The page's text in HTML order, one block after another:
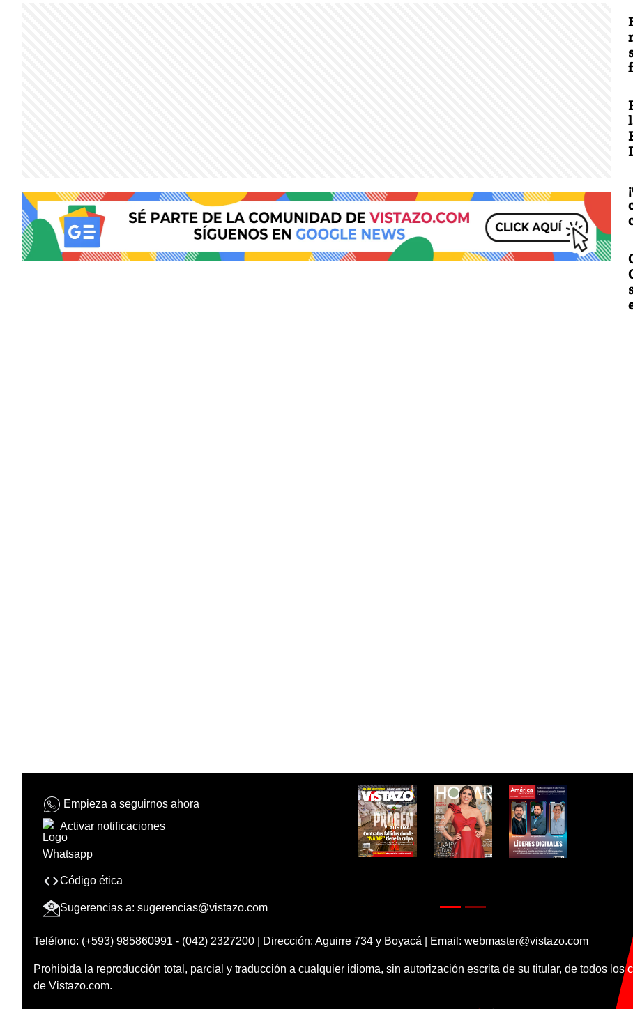
Empieza a seguirnos ahora
Activar notificaciones
Código ética
Sugerencias a: sugerencias@vistazo.com
Teléfono: (+593) 985860991 - (042) 2327200 | Dirección: Aguirre 734 y Boyacá | Email: webmaster@vistazo.com
Prohibida la reproducción total, parcial y traducción a cualquier idioma, sin autorización escrita de su titular, de todos los
de Vistazo.com.